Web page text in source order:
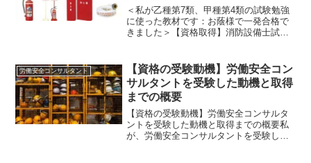
＜私が乙種第7類、甲種第4類の試験勉強
に使った教材です：お蔭様で一発合格で
きました＞【資格取得】消防設備士試験
断基準これから消防設備士試験を受けよ
うとする方で、どの種類...
労働安全コンサルタント
【資格の受験動機】労働安全コン
サルタントを受験した動機と取得
までの概要
【資格の受験動機】労働安全コンサルタ
ントを受験した動機と取得までの概要私
が、労働安全コンサルタントを受験した